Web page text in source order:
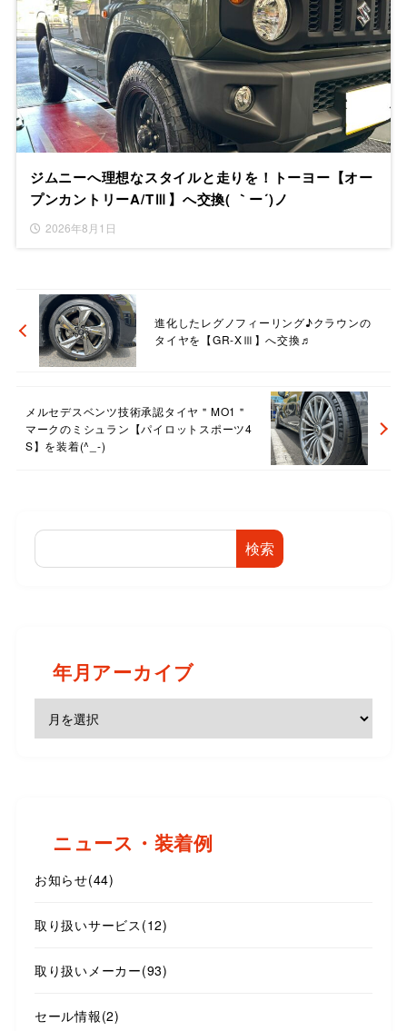
ジムニーへ理想なスタイルと走りを！トーヨー【オー
プンカントリーA/TⅢ】へ交換( ｀ー´)ノ
2026年8月1日
進化したレグノフィーリング♪クラウンの
タイヤを【GR-XⅢ】へ交換♬
メルセデスベンツ技術承認タイヤ＂MO1＂
マークのミシュラン【パイロットスポーツ4
S】を装着(^_-)
検索
年月アーカイブ
ニュース・装着例
お知らせ(44)
取り扱いサービス (12)
取り扱いメーカー(93)
セール情報(2)